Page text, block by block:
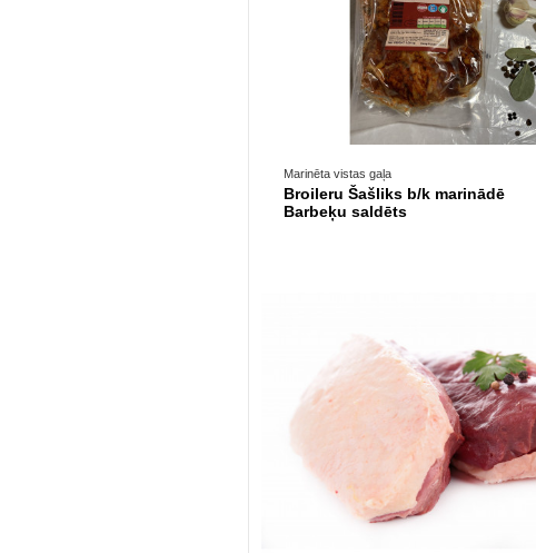
Marinēta vistas gaļa
Broileru Šašliks b/k marinādē
Barbeķu saldēts